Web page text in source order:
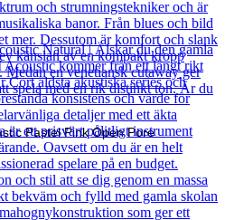
Pastel Pink Open Pore